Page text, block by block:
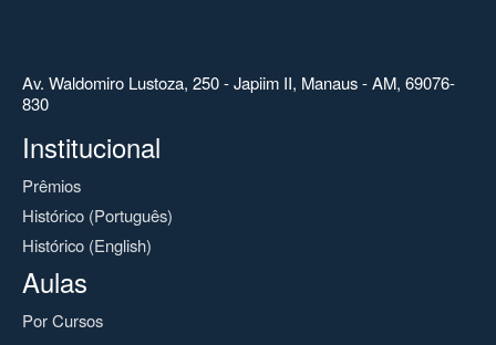
Av. Waldomiro Lustoza, 250 - Japiim II, Manaus - AM, 69076-
830
Institucional
Prêmios
Histórico (Português)
Histórico (English)
Aulas
Por Cursos